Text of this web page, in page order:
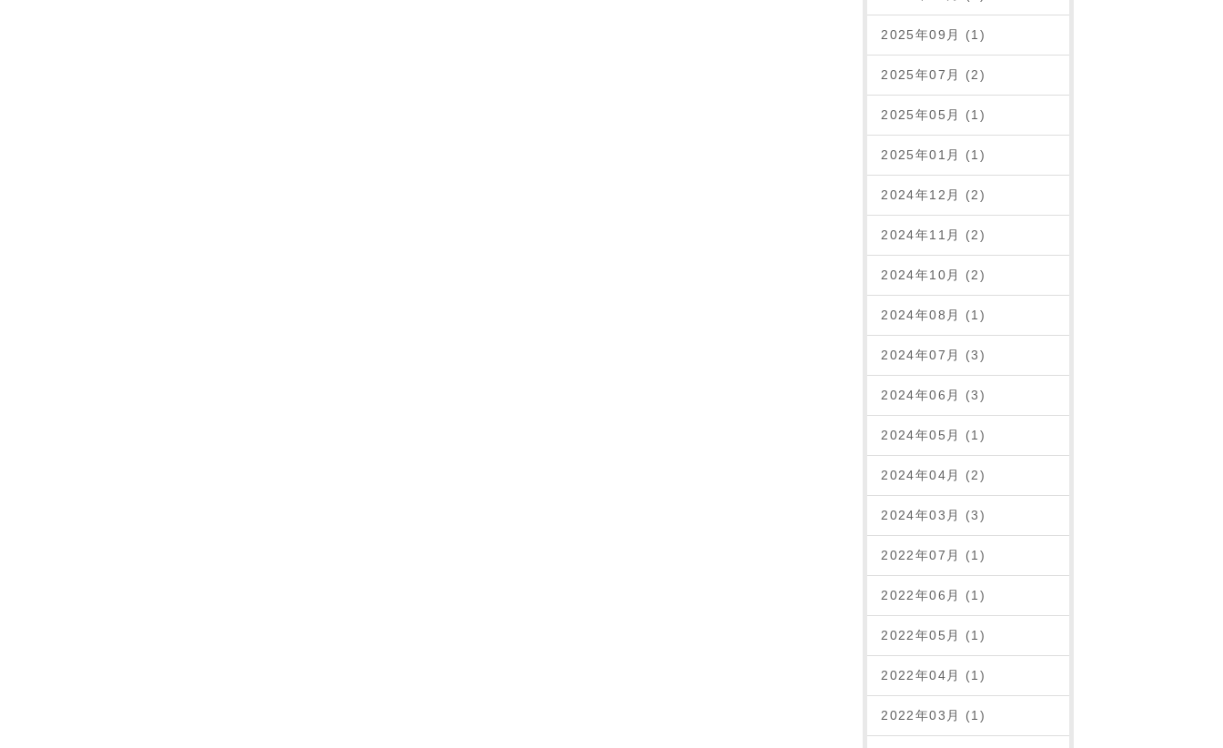
2025年09月 (1)
2025年07月 (2)
2025年05月 (1)
2025年01月 (1)
2024年12月 (2)
2024年11月 (2)
2024年10月 (2)
2024年08月 (1)
2024年07月 (3)
2024年06月 (3)
2024年05月 (1)
2024年04月 (2)
2024年03月 (3)
2022年07月 (1)
2022年06月 (1)
2022年05月 (1)
2022年04月 (1)
2022年03月 (1)